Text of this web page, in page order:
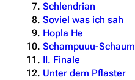
Schlendrian
Soviel was ich sah
Hopla He
Schampuuu-Schaum
II. Finale
Unter dem Pflaster